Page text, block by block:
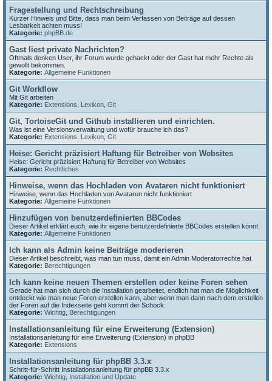
Fragestellung und Rechtschreibung
Kurzer Hinweis und Bitte, dass man beim Verfassen von Beiträge auf dessen
Lesbarkeit achten muss!
Kategorie: phpBB.de
Gast liest private Nachrichten?
Oftmals denken User, ihr Forum wurde gehackt oder der Gast hat mehr Rechte als
gewollt bekommen.
Kategorie: Allgemeine Funktionen
Git Workflow
Mit Git arbeiten
Kategorie: Extensions Lexikon Git
Git, TortoiseGit und Github installieren und einrichten.
Was ist eine Versionsverwaltung und wofür brauche ich das?
Kategorie: Extensions Lexikon Git
Heise: Gericht präzisiert Haftung für Betreiber von Websites
Heise: Gericht präzisiert Haftung für Betreiber von Websites
Kategorie: Rechtliches
Hinweise, wenn das Hochladen von Avataren nicht funktioniert
Hinweise, wenn das Hochladen von Avataren nicht funktioniert
Kategorie: Allgemeine Funktionen
Hinzufügen von benutzerdefinierten BBCodes
Dieser Artikel erklärt euch, wie ihr eigene benutzerdefinierte BBCodes erstellen könnt.
Kategorie: Allgemeine Funktionen
Ich kann als Admin keine Beiträge moderieren
Dieser Artikel beschreibt, was man tun muss, damit ein Admin Moderatorrechte hat
Kategorie: Berechtigungen
Ich kann keine neuen Themen erstellen oder keine Foren sehen
Gerade hat man sich durch die Installation gearbeitet, endlich hat man die Möglichkeit
entdeckt wie man neue Foren erstellen kann, aber wenn man dann nach dem erstellen
der Foren auf die Indexseite geht kommt der Schock:
Kategorie: Wichtig Berechtigungen
Installationsanleitung für eine Erweiterung (Extension)
Installationsanleitung für eine Erweiterung (Extension) in phpBB
Kategorie: Extensions
Installationsanleitung für phpBB 3.3.x
Schritt-für-Schritt Installationsanleitung für phpBB 3.3.x
Kategorie: Wichtig Installation und Update